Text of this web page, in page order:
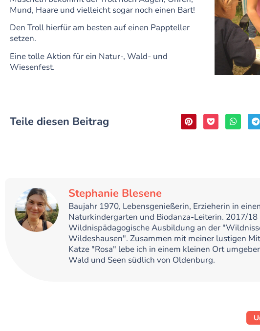
Mund, Haare und vielleicht sogar noch einen Bart!
Den Troll hierfür am besten auf einen Pappteller
setzen.
Eine tolle Aktion für ein Natur-, Wald- und
Wiesenfest.
Teile diesen Beitrag
Stephanie Blesene
Baujahr 1970, Lebensgenießerin, Erzieherin in
Naturkindergarten und Biodanza-Leiterin. 2017/18
Wildnispädagogische Ausbildung an der
Wildeshausen". Zusammen mit meiner lustigen
Katze "Rosa" lebe ich in einem kleinen Ort
Wald und Seen südlich von Oldenburg.